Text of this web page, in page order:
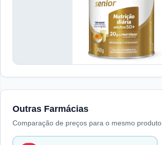
Outras Farmácias
Comparação de preços para o mesmo produto.